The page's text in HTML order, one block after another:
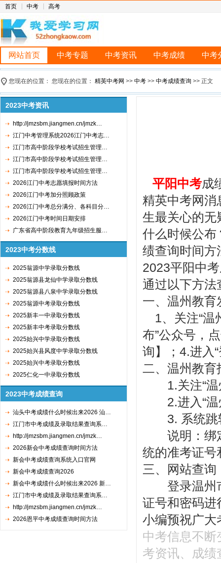
首页 中考 高考
网站首页 中考专题 中考资讯 中考成绩 中考
您现在的位置： 您现在的位置： 精英中考网 >> 中考 >> 中考成绩查询 >> 正文
2023中考资讯
http://jmzsbm.jiangmen.cn/jmzk…
江门中考管理系统2026江门中考志…
江门市高中阶段学校考试招生管理…
江门市高中阶段学校考试招生管理…
江门市高中阶段学校考试招生管理…
2026江门中考志愿填报时间方法
2026江门中考加分照顾政策
2026江门中考总分满分、各科目分…
2026江门中考时间日期安排
广东省高中阶段教育九年级招生服…
2023中考分数线
2025翁源中学录取分数线
2025翁源县龙仙中学录取分数线
2025翁源县八泉中学录取分数线
2025翁源中考录取分数线
2025新丰一中录取分数线
2025新丰中考录取分数线
2025始兴中学录取分数线
2025始兴县风度中学录取分数线
2025始兴中考录取分数线
2025仁化一中录取分数线
2023中考成绩查询
汕头中考成绩什么时候出来2026 汕…
江门市中考成绩及录取结果查询系…
http://jmzsbm.jiangmen.cn/jmzk…
2026新会中考成绩查询时间方法
新会中考成绩查询系统入口官网
新会中考成绩查询2026
新会中考成绩什么时候出来2026 新…
江门市中考成绩及录取结果查询系…
http://jmzsbm.jiangmen.cn/jmzk…
2026恩平中考成绩查询时间方法
平阳中考成
精英中考网消
生最关心的无
什么时候公布
绩查询时间方
2023平阳中
通过以下方法
一、温州教育
1、关注“温
布”公众号，
询】；4.进入
二、温州教育
1.关注“温
2.进入“温
3. 系统跳转
说明：绑定
统的准考证号
三、网站查询
登录温州市
证号和密码
小编预祝广大
中考信息不
考资讯、成绩